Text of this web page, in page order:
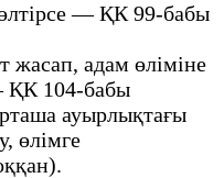
— ҚК 99-бабы
жасап, адам өліміне
ҚК 104-бабы
ауырлықтағы
өлімге